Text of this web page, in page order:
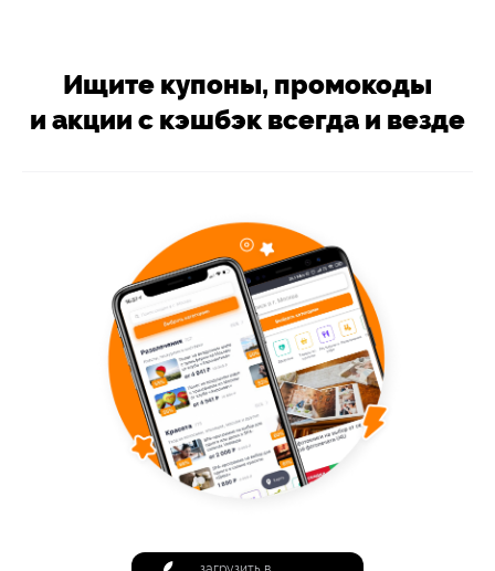
Ищите купоны, промокоды
и акции с кэшбэк всегда и везде